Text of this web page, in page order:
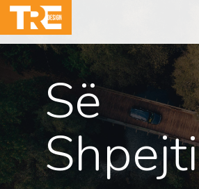
Së
Shpejti